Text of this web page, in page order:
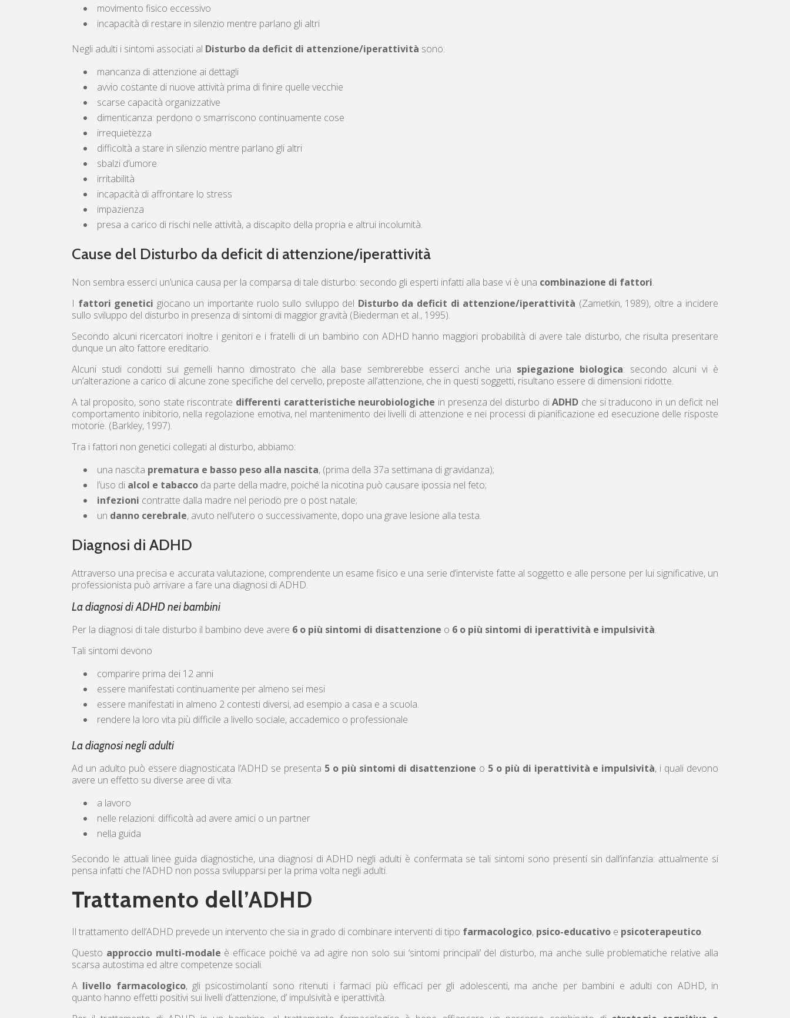
movimento fisico eccessivo
incapacità di restare in silenzio mentre parlano gli altri
Negli adulti i sintomi associati al Disturbo da deficit di attenzione/iperattività sono:
mancanza di attenzione ai dettagli
avvio costante di nuove attività prima di finire quelle vecchie
scarse capacità organizzative
dimenticanza: perdono o smarriscono continuamente cose
irrequietezza
difficoltà a stare in silenzio mentre parlano gli altri
sbalzi d’umore
irritabilità
incapacità di affrontare lo stress
impazienza
presa a carico di rischi nelle attività, a discapito della propria e altrui incolumità.
Cause del Disturbo da deficit di attenzione/iperattività
Non sembra esserci un’unica causa per la comparsa di tale disturbo: secondo gli esperti infatti alla base vi è una combinazione di fattori.
I fattori genetici giocano un importante ruolo sullo sviluppo del Disturbo da deficit di attenzione/iperattività (Zametkin, 1989), oltre a incidere
sullo sviluppo del disturbo in presenza di sintomi di maggior gravità (Biederman et al., 1995).
Secondo alcuni ricercatori inoltre i genitori e i fratelli di un bambino con ADHD hanno maggiori probabilità di avere tale disturbo, che risulta presentare
dunque un alto fattore ereditario.
Alcuni studi condotti sui gemelli hanno dimostrato che alla base sembrerebbe esserci anche una spiegazione biologica: secondo alcuni vi è
un’alterazione a carico di alcune zone specifiche del cervello, preposte all’attenzione, che in questi soggetti, risultano essere di dimensioni ridotte.
A tal proposito, sono state riscontrate differenti caratteristiche neurobiologiche in presenza del disturbo diADHD che si traducono in un deficit nel
comportamento inibitorio, nella regolazione emotiva, nel mantenimento dei livelli di attenzione e nei processi di pianificazione ed esecuzione delle risposte
motorie. (Barkley, 1997).
Tra i fattori non genetici collegati al disturbo, abbiamo:
una nascita prematura e basso peso alla nascita, (prima della 37a settimana di gravidanza);
l’uso di alcol e tabacco da parte della madre, poiché la nicotina può causare ipossia nel feto;
infezioni contratte dalla madre nel periodo pre o post natale;
un danno cerebrale, avuto nell’utero o successivamente, dopo una grave lesione alla testa.
Diagnosi di ADHD
Attraverso una precisa e accurata valutazione, comprendente un esame fisico e una serie d’interviste fatte al soggetto e alle persone per lui significative, un
professionista può arrivare a fare una diagnosi di ADHD.
La diagnosi di ADHD nei bambini
Per la diagnosi di tale disturbo il bambino deve avere 6 o più sintomi di disattenzione o 6 o più sintomi di iperattività e impulsività.
Tali sintomi devono
comparire prima dei 12 anni
essere manifestati continuamente per almeno sei mesi
essere manifestati in almeno 2 contesti diversi, ad esempio a casa e a scuola.
rendere la loro vita più difficile a livello sociale, accademico o professionale
La diagnosi negli adulti
Ad un adulto può essere diagnosticata l’ADHD se presenta 5 o più sintomi di disattenzione o 5 o più di iperattività e impulsività, i quali devono
avere un effetto su diverse aree di vita:
a lavoro
nelle relazioni: difficoltà ad avere amici o un partner
nella guida
Secondo le attuali linee guida diagnostiche, una diagnosi di ADHD negli adulti è confermata se tali sintomi sono presenti sin dall’infanzia: attualmente si
pensa infatti che l’ADHD non possa svilupparsi per la prima volta negli adulti.
Trattamento dell’ADHD
Il trattamento dell’ADHD prevede un intervento che sia in grado di combinare interventi di tipo farmacologico, psico-educativo e psicoterapeutico.
Questo approccio multi-modale è efficace poiché va ad agire non solo sui ‘sintomi principali’ del disturbo, ma anche sulle problematiche relative alla
scarsa autostima ed altre competenze sociali.
A livello farmacologico, gli psicostimolanti sono ritenuti i farmaci più efficaci per gli adolescenti, ma anche per bambini e adulti con ADHD, in
quanto hanno effetti positivi sui livelli d’attenzione, d’ impulsività e iperattività.